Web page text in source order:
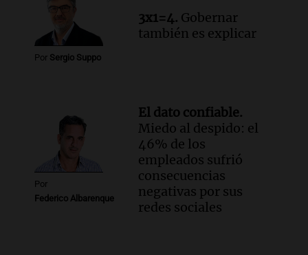
Panorama Federal
Episodios
Por Sergio Suppo
3x1=4. Gobernar
también es explicar
Por
Federico Albarenque
El dato confiable.
Miedo al despido: el
46% de los
empleados sufrió
consecuencias
negativas por sus
redes sociales